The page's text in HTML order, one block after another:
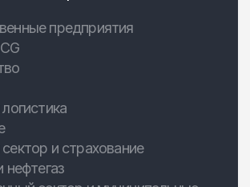
предприятия
и страхование
нефтегаз